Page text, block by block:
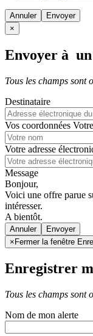
Annuler
×
Envoyer à
Tous les champs sont
Destinataire
Vos coordonnées
Votre adresse
Message
Bonjour,
Voici une offre parue
intéresser.
A bientôt.
Annuler
× Fermer la fenêtre
Enregistrer
Tous les champs sont
Nom de mon alerte